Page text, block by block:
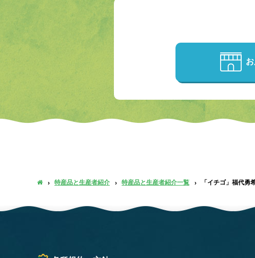
特産品と生産者紹介 特産品と生産者紹介一覧 「イチゴ」福代勇